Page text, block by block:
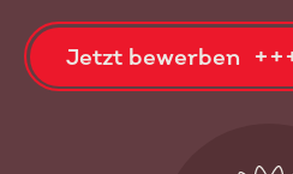
Jetzt bewerben